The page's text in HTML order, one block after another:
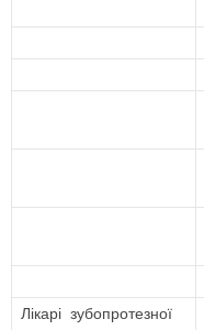
Лікарі зубопротезної